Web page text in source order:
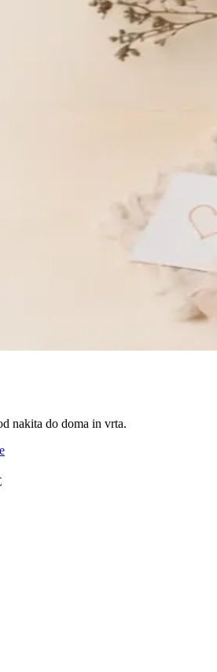
nakita do doma in vrta.